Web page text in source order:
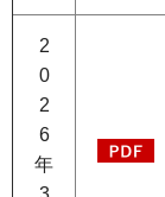
2
0
2
6
年